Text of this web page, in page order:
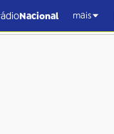
Nacional mais